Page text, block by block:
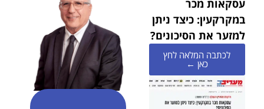
עסקאות מכר
במקרקעין: כיצד ניתן
למזער את הסיכונים?
לכתבה המלאה לחץ
כאן ←